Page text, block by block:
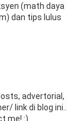
(math daya
dan tips lulus
advertorial,
link di blog ini..
me! :)